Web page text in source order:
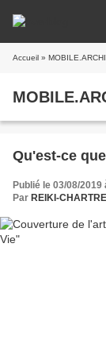
Accueil »
Qu'est-ce
Publié le 03/08/2019
Par REIKI-